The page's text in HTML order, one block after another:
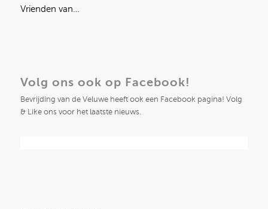
Vrienden van…
Volg ons ook op Facebook!
Bevrijding van de Veluwe heeft ook een Facebook pagina! Volg
& Like ons voor het laatste nieuws.